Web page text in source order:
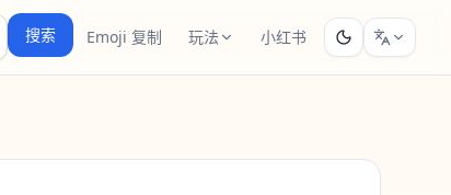
搜索 Emoji 复制 玩法 小红书